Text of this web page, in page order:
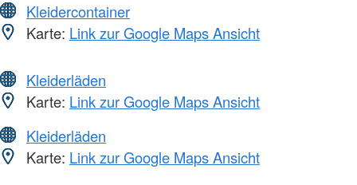
Kleidercontainer
Karte: Link zur Google Maps Ansicht
Kleiderläden
Karte: Link zur Google Maps Ansicht
Kleiderläden
Karte: Link zur Google Maps Ansicht